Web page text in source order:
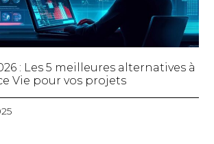
: Les 5 meilleures alternatives à
Vie pour vos projets